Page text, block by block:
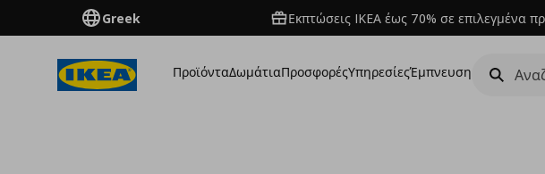
Greek Εκπτώσεις IKEA έως 70% σε επιλεγμένα
ΠροϊόνταΔωμάτιαΠροσφορέςΥπηρεσίεςΈμπνευση